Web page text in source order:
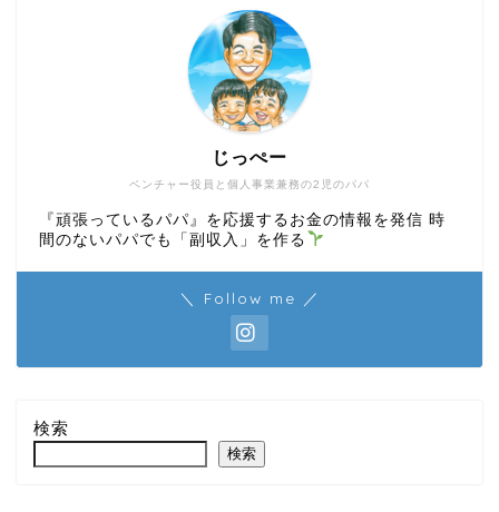
ベンチャー役員と個人事業兼務の2児のパパ
じっぺー
『頑張っているパパ』を応援するお金の情報を発信 時
間のないパパでも「副収入」を作る
＼ Follow me ／
検索
検索